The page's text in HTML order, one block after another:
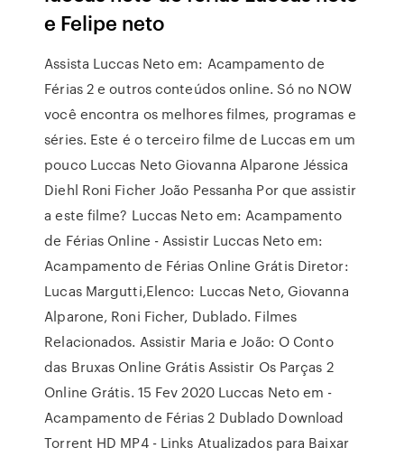
e Felipe neto
Assista Luccas Neto em: Acampamento de
Férias 2 e outros conteúdos online. Só no NOW
você encontra os melhores filmes, programas e
séries. Este é o terceiro filme de Luccas em um
pouco Luccas Neto Giovanna Alparone Jéssica
Diehl Roni Ficher João Pessanha Por que assistir
a este filme? Luccas Neto em: Acampamento
de Férias Online - Assistir Luccas Neto em:
Acampamento de Férias Online Grátis Diretor:
Lucas Margutti,Elenco: Luccas Neto, Giovanna
Alparone, Roni Ficher, Dublado. Filmes
Relacionados. Assistir Maria e João: O Conto
das Bruxas Online Grátis Assistir Os Parças 2
Online Grátis. 15 Fev 2020 Luccas Neto em -
Acampamento de Férias 2 Dublado Download
Torrent HD MP4 - Links Atualizados para Baixar